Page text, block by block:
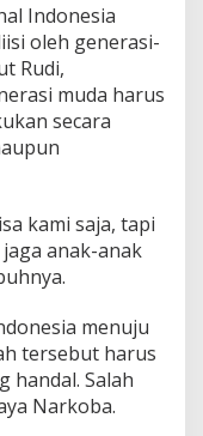
Indonesia
oleh generasi-
Rudi,
muda harus
secara
kami saja, tapi
anak-anak
menuju
tersebut harus
handal. Salah
Narkoba.